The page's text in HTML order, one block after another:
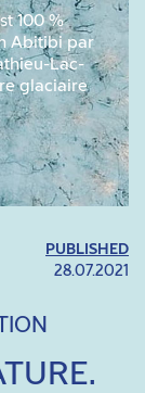
100 %
Abitibi par
Lac-
glaciaire
PUBLISHED
28.07.2021